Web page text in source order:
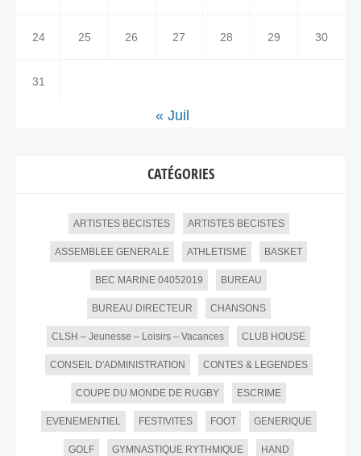
24 25 26 27 28 29 30
31
« Juil
CATÉGORIES
ARTISTES BECISTES ARTISTES BECISTES
ASSEMBLEE GENERALE ATHLETISME BASKET
BEC MARINE 04052019 BUREAU
BUREAU DIRECTEUR CHANSONS
CLSH – Jeunesse – Loisirs – Vacances CLUB HOUSE
CONSEIL D'ADMINISTRATION CONTES & LEGENDES
COUPE DU MONDE DE RUGBY ESCRIME
EVENEMENTIEL FESTIVITES FOOT GENERIQUE
GOLF GYMNASTIQUE RYTHMIQUE HAND